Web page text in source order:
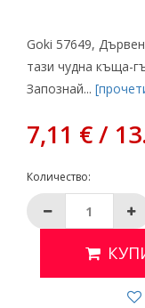
Goki 57649,
тази чудна къща-
Запознай...
7,11 € /
Количество: